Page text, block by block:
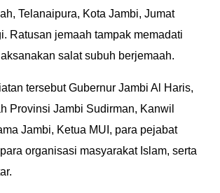
Telanaipura, Kota Jambi, Jumat
Ratusan jemaah tampak memadati
salat subuh berjemaah.
tersebut Gubernur Jambi Al Haris,
Provinsi Jambi Sudirman, Kanwil
Jambi, Ketua MUI, para pejabat
organisasi masyarakat Islam, serta